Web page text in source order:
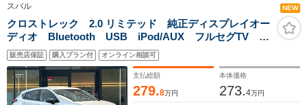
ト LEDヘッドラン
プ スマートキー ア
イドリングストップ
電動格納ミラー シー
トヒーター
ルセグTV/エアバッグ
運転席
クモニター・
キー・イモビ
ー・ETC
スバル NEW
クロストレック 2.0 リミテッド 純正ディスプレイオー
ディオ Bluetooth USB iPod/AUX フルセグTV B
カメラ アラウンドビューモニター アイサイト
ACC ETC Dレコーダー 前席パワーシート&シートヒ
ーター
販売店保証 購入プラン付 オンライン相談可
支払総額
279.8万円
本体価格
273.4万円